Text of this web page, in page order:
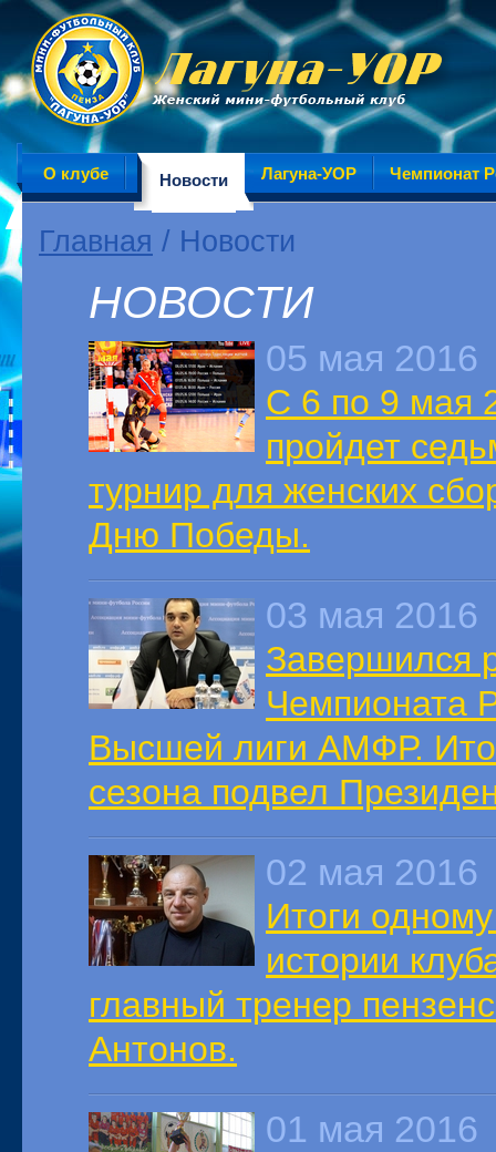
О клубе Новости Лагуна-УОР Чемпионат
Главная / Новости
НОВОСТИ
05 мая 2016
С 6 по 9 мая
пройдет
турнир для женских
Дню Победы.
03 мая 2016
Завершился
Чемпионата
Высшей лиги АМФР.
сезона подвел
02 мая 2016
Итоги
истории
главный тренер
Антонов.
01 мая 2016